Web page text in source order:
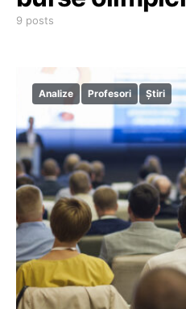
9 posts
Analize Profesori Știri